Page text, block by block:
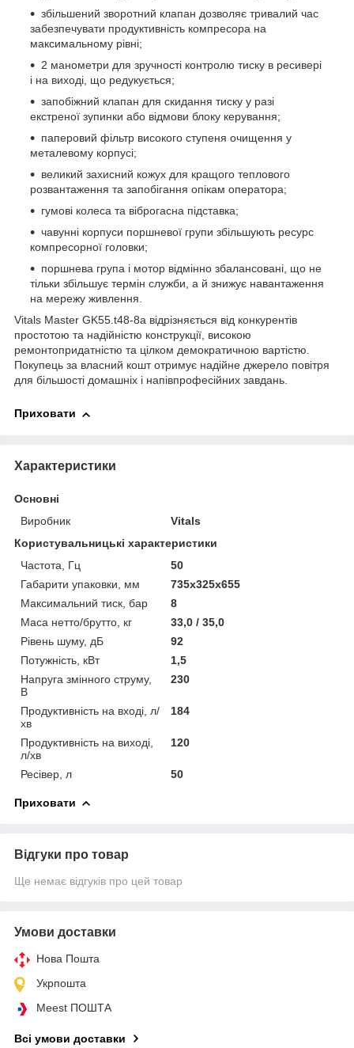
збільшений зворотний клапан дозволяє тривалий час
забезпечувати продуктивність компресора на
максимальному рівні;
2 манометри для зручності контролю тиску в ресивері
і на виході, що редукується;
запобіжний клапан для скидання тиску у разі
екстреної зупинки або відмови блоку керування;
паперовий фільтр високого ступеня очищення у
металевому корпусі;
великий захисний кожух для кращого теплового
розвантаження та запобігання опікам оператора;
гумові колеса та віброгасна підставка;
чавунні корпуси поршневої групи збільшують ресурс
компресорної головки;
поршнева група і мотор відмінно збалансовані, що не
тільки збільшує термін служби, а й знижує навантаження
на мережу живлення.
Vitals Master GK55.t48-8a відрізняється від конкурентів
простотою та надійністю конструкції, високою
ремонтопридатністю та цілком демократичною вартістю.
Покупець за власний кошт отримує надійне джерело повітря
для більшості домашніх і напівпрофесійних завдань.
Приховати
Характеристики
Основні
Виробник
Vitals
Користувальницькі характеристики
Частота, Гц
50
Габарити упаковки, мм
735x325х655
Максимальний тиск, бар
8
Маса нетто/брутто, кг
33,0 / 35,0
Рівень шуму, дБ
92
Потужність, кВт
1,5
Напруга змінного струму,
В
230
Продуктивність на вході, л/
хв
184
Продуктивність на виході,
л/хв
120
Ресівер, л 50
Приховати
Відгуки про товар
Ще немає відгуків про цей товар
Умови доставки
Нова Пошта
Укрпошта
Meest ПОШТА
Всі умови доставки